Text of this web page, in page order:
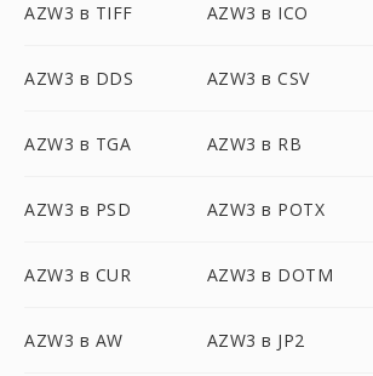
AZW3 в TIFF AZW3 в ICO
AZW3 в DDS AZW3 в CSV
AZW3 в TGA AZW3 в RB
AZW3 в PSD AZW3 в POTX
AZW3 в CUR AZW3 в DOTM
AZW3 в AW AZW3 в JP2